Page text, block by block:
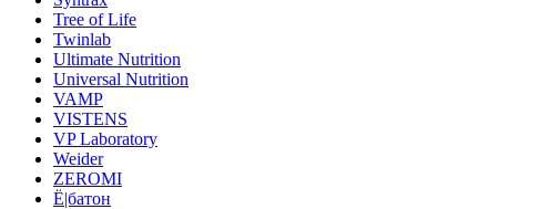
Tree of Life
Twinlab
Ultimate Nutrition
Universal Nutrition
VAMP
VISTENS
VP Laboratory
Weider
ZEROMI
Ё|батон